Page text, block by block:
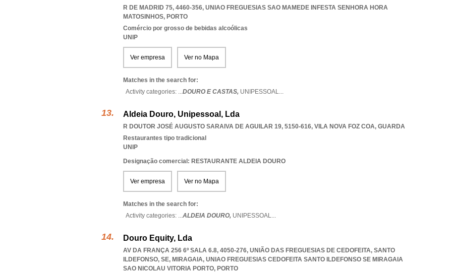
R DE MADRID 75, 4460-356, UNIAO FREGUESIAS SAO MAMEDE INFESTA SENHORA HORA
MATOSINHOS, PORTO
Comércio por grosso de bebidas alcoólicas
UNIP
Ver empresa Ver no Mapa
Matches in the search for:
Activity categories: ...DOURO E CASTAS, UNIPESSOAL...
Aldeia Douro, Unipessoal, Lda
R DOUTOR JOSÉ AUGUSTO SARAIVA DE AGUILAR 19, 5150-616, VILA NOVA FOZ COA, GUARDA
Restaurantes tipo tradicional
UNIP
Designação comercial: RESTAURANTE ALDEIA DOURO
Ver empresa Ver no Mapa
Matches in the search for:
Activity categories: ...ALDEIA DOURO, UNIPESSOAL...
Douro Equity, Lda
AV DA FRANÇA 256 6º SALA 6.8, 4050-276, UNIÃO DAS FREGUESIAS DE CEDOFEITA, SANTO
ILDEFONSO, SE, MIRAGAIA, UNIAO FREGUESIAS CEDOFEITA SANTO ILDEFONSO SE MIRAGAIA
SAO NICOLAU VITORIA PORTO, PORTO